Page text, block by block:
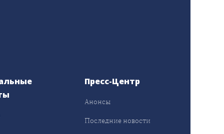
Пресс-Центр
Анонсы
Последние новости